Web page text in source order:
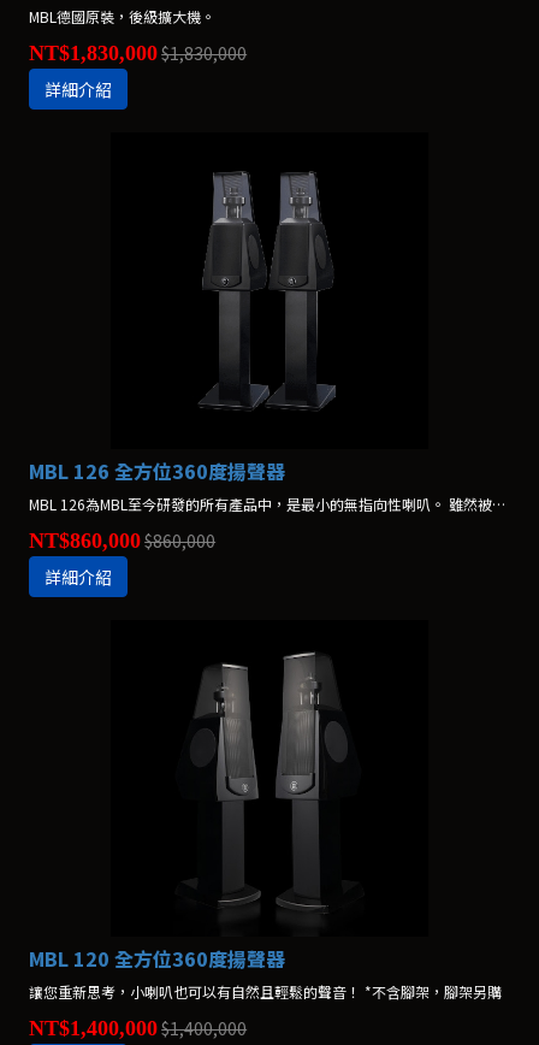
MBL德國原裝，後級擴大機。
NT$1,830,000$1,830,000
詳細介紹
MBL 126 全方位360度揚聲器
MBL 126為MBL至今研發的所有產品中，是最小的無指向性喇叭。 雖然被定位為入門級的產品，但是以可發揮充沛能量的大喇叭結構來設計。*不含腳架，腳架另購
NT$860,000$860,000
詳細介紹
MBL 120 全方位360度揚聲器
讓您重新思考，小喇叭也可以有自然且輕鬆的聲音！ *不含腳架，腳架另購
NT$1,400,000$1,400,000